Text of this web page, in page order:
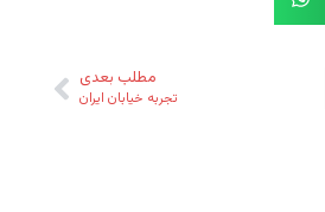
مطلب بعدی
تجربه خیابان ایران